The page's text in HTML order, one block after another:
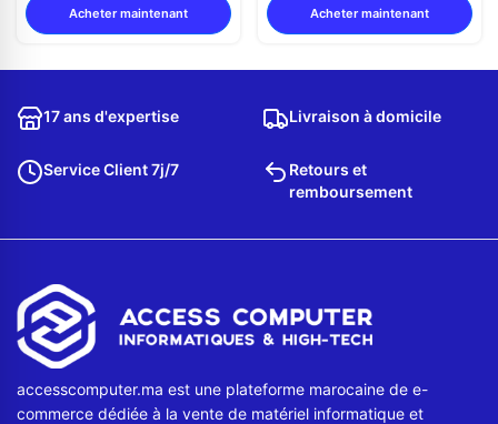
Acheter maintenant Acheter maintenant
17 ans d'expertise Livraison à domicile
Service Client 7j/7
Retours et
remboursement
accesscomputer.ma est une plateforme marocaine de e-
commerce dédiée à la vente de matériel informatique et